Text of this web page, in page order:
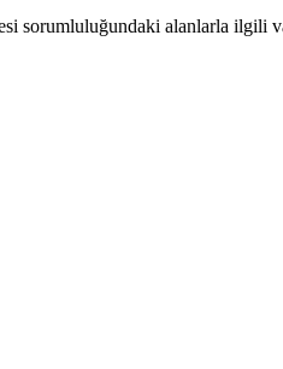
alanlarla ilgili